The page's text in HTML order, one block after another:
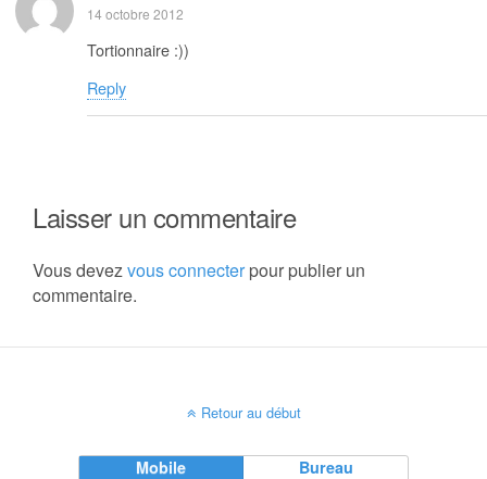
14 octobre 2012
Tortionnaire :))
Reply
Laisser un commentaire
Vous devezvous connecterpour publier un
commentaire.
Retour au début
Mobile Bureau